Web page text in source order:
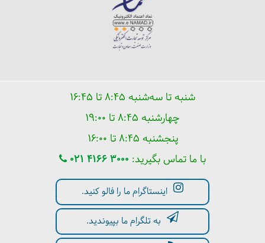
شنبه تا سه‌شنبه ۸:۴۵ تا ۱۶:۴۵
چهارشنبه ۸:۴۵ تا ۱۹:۰۰
پنجشنبه ۸:۴۵ تا ۱۶:۰۰
با ما تماس بگیرید: 021 4166 3000
اینستاگرام ما را فالو کنید.
به تلگرام ما بپیوندید.